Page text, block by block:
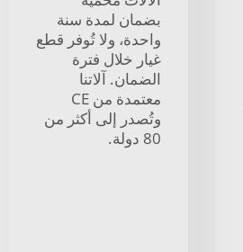
بضمان لمدة سنة
واحدة، ولا تُوفر قطع
غيار خلال فترة
الضمان. آلاتنا
معتمدة من CE
وتُصدر إلى أكثر من
80 دولة.